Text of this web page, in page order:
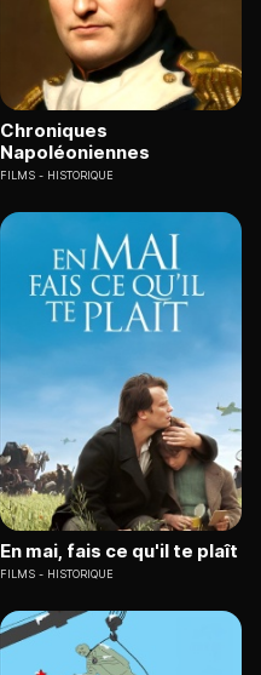
Chroniques
Napoléoniennes
FILMS HISTORIQUE
En mai, fais ce qu'il te plaît
FILMS HISTORIQUE